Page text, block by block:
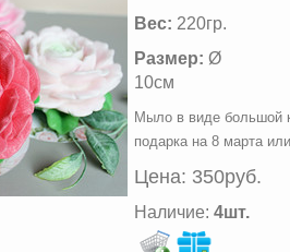
Вес: 220гр.
Размер: Ø
10см
Мыло в виде большой
подарка на 8 марта
Цена: 350руб.
Наличие: 4шт.